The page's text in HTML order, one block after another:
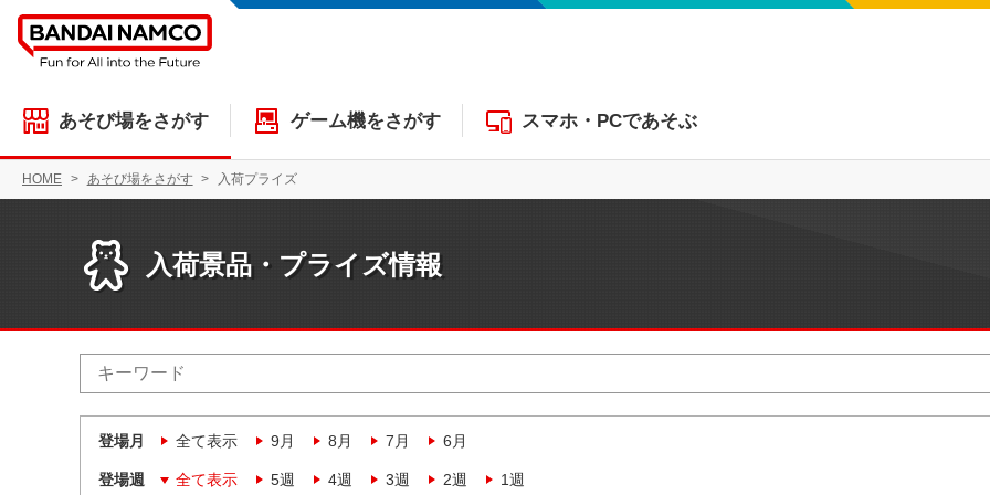
あそび場をさがす ゲーム機をさがす スマホ・PCであそぶ
HOME あそび場をさがす 入荷プライズ
入荷景品・プライズ情報
登場月 全て表示 9月 8月 7月 6月
登場週 全て表示 5週 4週 3週 2週 1週